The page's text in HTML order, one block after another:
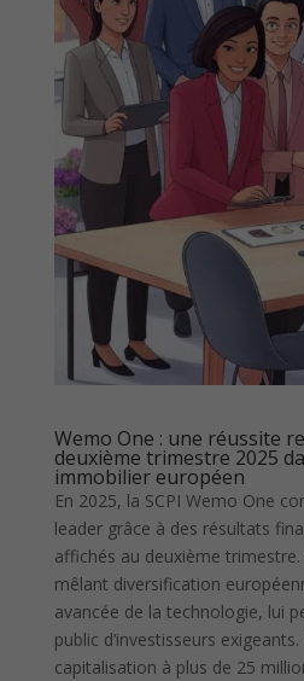
Wemo One : une réussite
deuxième trimestre 2025
immobilier européen
En 2025, la SCPI Wemo One
leader grâce à des résultats
affichés au deuxième
mêlant diversification
avancée de la technologie, lui
public d’investisseurs
capitalisation à plus de 25